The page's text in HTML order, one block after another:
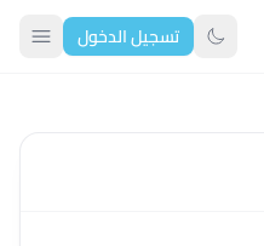
تبديل الوضع الداكن
تسجيل الدخول